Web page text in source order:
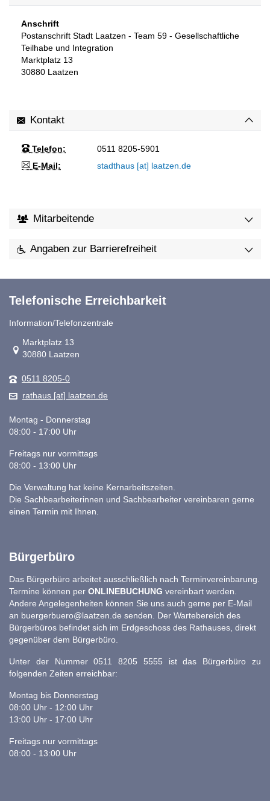
Anschrift
Postanschrift Stadt Laatzen - Team 59 - Gesellschaftliche
Teilhabe und Integration
Marktplatz 13
30880 Laatzen
Kontakt
Telefon:
0511 8205-5901
E-Mail:
stadthaus [at] laatzen.de
Mitarbeitende
Angaben zur Barrierefreiheit
Telefonische Erreichbarkeit
Information/Telefonzentrale
Link zur Google-Maps Navigation
Marktplatz 13
30880 Laatzen
0511 8205-0
rathaus [at] laatzen.de
Montag - Donnerstag
08:00 - 17:00 Uhr
Freitags nur vormittags
08:00 - 13:00 Uhr
Die Verwaltung hat keine Kernarbeitszeiten.
Die Sachbearbeiterinnen und Sachbearbeiter vereinbaren gerne
einen Termin mit Ihnen.
Bürgerbüro
Das Bürgerbüro arbeitet ausschließlich nach Terminvereinbarung.
Termine können per ONLINEBUCHUNG vereinbart werden.
Andere Angelegenheiten können Sie uns auch gerne per E-Mail
an buergerbuero@laatzen.de senden. Der Wartebereich des
Bürgerbüros befindet sich im Erdgeschoss des Rathauses, direkt
gegenüber dem Bürgerbüro.
Unter der Nummer 0511 8205 5555 ist das Bürgerbüro zu
folgenden Zeiten erreichbar:
Montag bis Donnerstag
08:00 Uhr - 12:00 Uhr
13:00 Uhr - 17:00 Uhr
Freitags nur vormittags
08:00 - 13:00 Uhr